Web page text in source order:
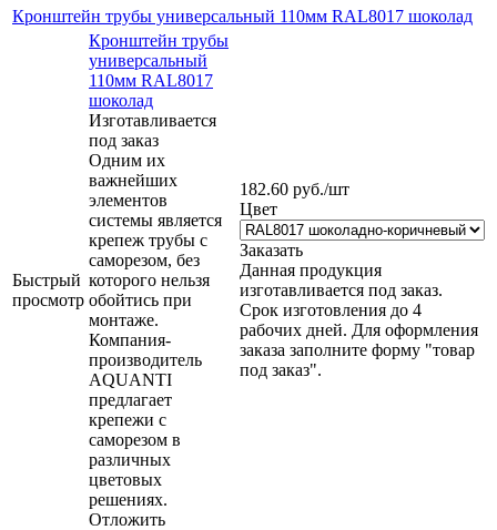
Кронштейн трубы универсальный 110мм RAL8017 шоколад
Быстрый
просмотр
Кронштейн трубы
универсальный
110мм RAL8017
шоколад
Изготавливается
под заказ
Одним их
важнейших
элементов
системы является
крепеж трубы с
саморезом, без
которого нельзя
обойтись при
монтаже.
Компания-
производитель
AQUANTI
предлагает
крепежи с
саморезом в
различных
цветовых
решениях.
Отложить
182.60 руб./шт
Цвет
Заказать
Данная продукция
изготавливается под заказ.
Срок изготовления до 4
рабочих дней. Для оформления
заказа заполните форму "товар
под заказ".